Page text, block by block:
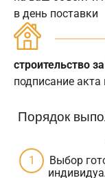
в день поставки
строительство
подписание
Порядок
Выбор